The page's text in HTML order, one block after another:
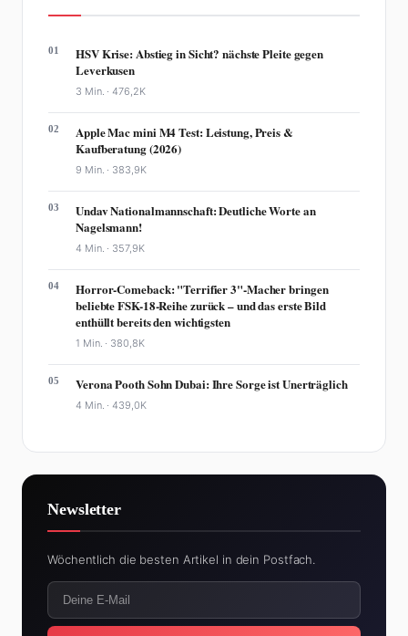
01
HSV Krise: Abstieg in Sicht? nächste Pleite gegen
Leverkusen
3 Min. ·476,2K
02
Apple Mac mini M4 Test: Leistung, Preis &
Kaufberatung (2026)
9 Min. · 383,9K
03
Undav Nationalmannschaft: Deutliche Worte an
Nagelsmann!
4 Min. · 357,9K
04
Horror-Comeback: "Terrifier 3"-Macher bringen
beliebte FSK-18-Reihe zurück – und das erste Bild
enthüllt bereits den wichtigsten
1 Min. · 380,8K
05 Verona Pooth Sohn Dubai: Ihre Sorge ist Unerträglich
4 Min. ·439,0K
Newsletter
Wöchentlich die besten Artikel in dein Postfach.